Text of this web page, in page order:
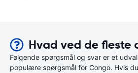
Hvad ved de fleste
Følgende spørgsmål og svar er et
populære spørgsmål for Congo. Hvis